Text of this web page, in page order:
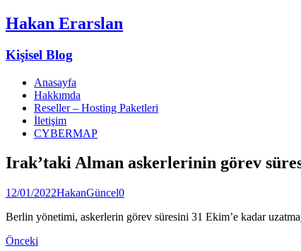
Hakan Erarslan
Kişisel Blog
Anasayfa
Hakkımda
Reseller – Hosting Paketleri
İletişim
CYBERMAP
Irak’taki Alman askerlerinin görev
12/01/2022HakanGüncel0
Berlin yönetimi, askerlerin görev süresini 31 Ekim’e kadar
Önceki